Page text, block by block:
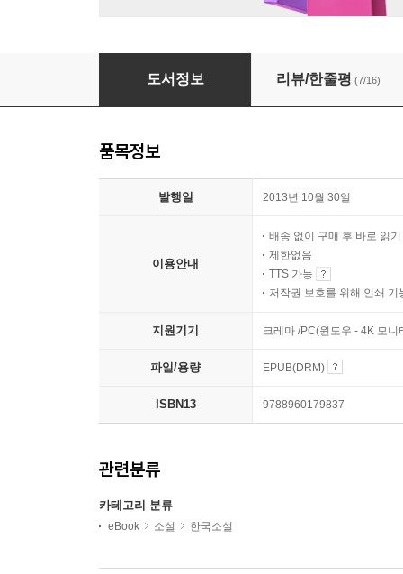
드래곤 라자 세트 (총8권)
도서정보 리뷰/한줄평 (7/16)
품목정보
발행일 2013년 10월 30일
이용안내
배송 없이 구매 후 바로 읽기
제한없음
TTS 가능
저작권 보호를 위해 인쇄 기
지원기기 크레마 /PC(윈도우 - 4K 모
파일/용량 EPUB(DRM)
ISBN13 9788960179837
관련분류
카테고리 분류
eBook 소설 한국소설